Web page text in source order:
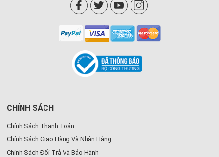
CHÍNH SÁCH
Chính Sách Thanh Toán
Chính Sách Giao Hàng Và Nhận Hàng
Chính Sách Đổi Trả Và Bảo Hành